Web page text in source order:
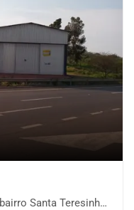
RS, S/N° - Santa Teresinha, Cruz Alta-RS